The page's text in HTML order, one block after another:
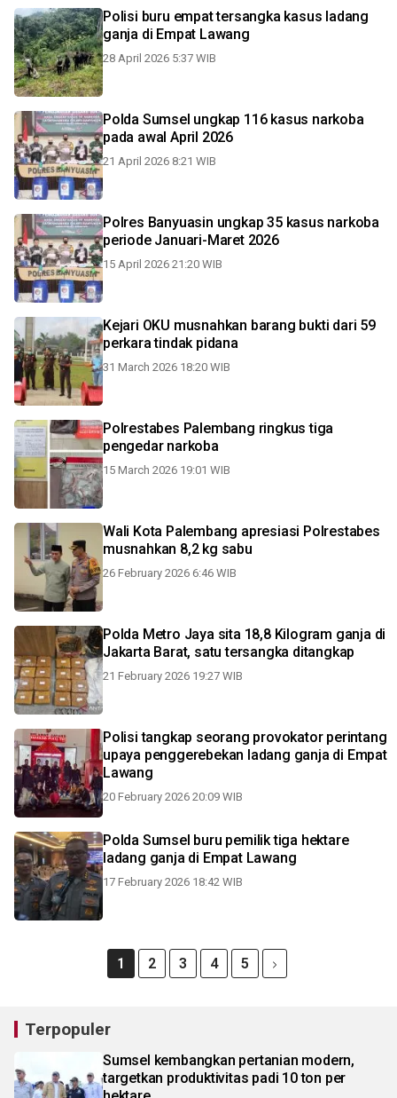
Polisi buru empat tersangka kasus ladang
ganja di Empat Lawang
28 April 2026 5:37 WIB
Polda Sumsel ungkap 116 kasus narkoba
pada awal April 2026
21 April 2026 8:21 WIB
Polres Banyuasin ungkap 35 kasus narkoba
periode Januari-Maret 2026
15 April 2026 21:20 WIB
Kejari OKU musnahkan barang bukti dari 59
perkara tindak pidana
31 March 2026 18:20 WIB
Polrestabes Palembang ringkus tiga
pengedar narkoba
15 March 2026 19:01 WIB
Wali Kota Palembang apresiasi Polrestabes
musnahkan 8,2 kg sabu
26 February 2026 6:46 WIB
Polda Metro Jaya sita 18,8 Kilogram ganja di
Jakarta Barat, satu tersangka ditangkap
21 February 2026 19:27 WIB
Polisi tangkap seorang provokator perintang
upaya penggerebekan ladang ganja di Empat
Lawang
20 February 2026 20:09 WIB
Polda Sumsel buru pemilik tiga hektare
ladang ganja di Empat Lawang
17 February 2026 18:42 WIB
1 2 3 4 5
Terpopuler
Sumsel kembangkan pertanian modern,
targetkan produktivitas padi 10 ton per